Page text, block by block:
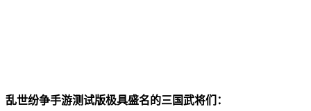
乱世纷争手游测试版极具盛名的三国武将们：